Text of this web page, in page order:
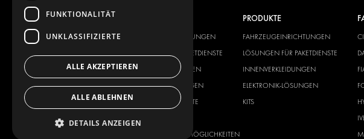
FAHRZEUGEINRICHTUNGEN
LÖSUNGEN FÜR PAKETDIENSTE
INNENVERKLEIDUNGEN
ELEKTRONIK-LÖSUNGEN
SICHERHEITSPRODUKTE
AUFBEWAHRUNGSMÖGLICHKEITEN
PRODUKTE
FAHRZEUGEINRICHTUNGEN
LÖSUNGEN FÜR PAKETDIENSTE
INNENVERKLEIDUNGEN
ELEKTRONIK-LÖSUNGEN
KITS
FUNKTIONALITÄT
UNKLASSIFIZIERTE
ALLE AKZEPTIEREN
ALLE ABLEHNEN
DETAILS ANZEIGEN